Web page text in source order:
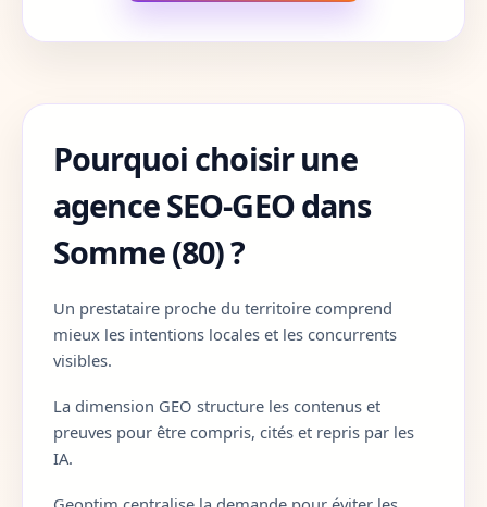
Cotes-d-Armor 22
Creuse
Dordogne
Doubs
Drome
Eure
Eure-et-Loir
Finistere
Pourquoi choisir une
agence SEO-GEO dans
Somme (80) ?
Un prestataire proche du territoire comprend
mieux les intentions locales et les concurrents
visibles.
La dimension GEO structure les contenus et
preuves pour être compris, cités et repris par les
IA.